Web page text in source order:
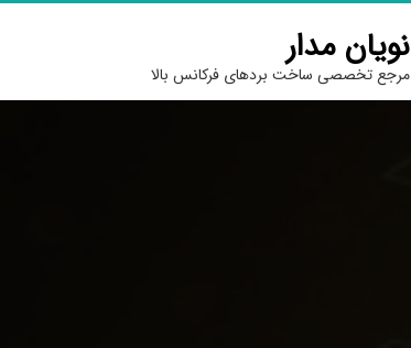
نویان مدار
مرجع تخصصی ساخت بردهای فرکانس بالا